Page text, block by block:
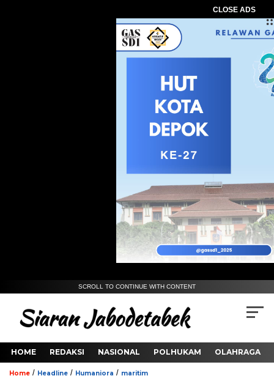
CLOSE ADS
SCROLL TO CONTINUE WITH CONTENT
HOME REDAKSI NASIONAL POLHUKAM OLAHRAGA
Home / Headline / Humaniora / maritim